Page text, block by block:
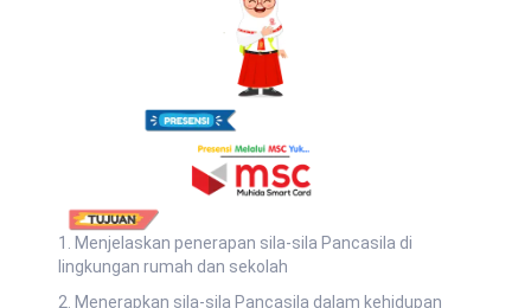
1. Menjelaskan penerapan sila-sila Pancasila di
lingkungan rumah dan sekolah
2. Menerapkan sila-sila Pancasila dalam kehidupan